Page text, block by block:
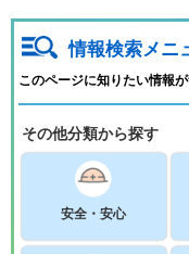
情報検索メニ
このページに知りたい情報
その他分類から探す
安全・安心